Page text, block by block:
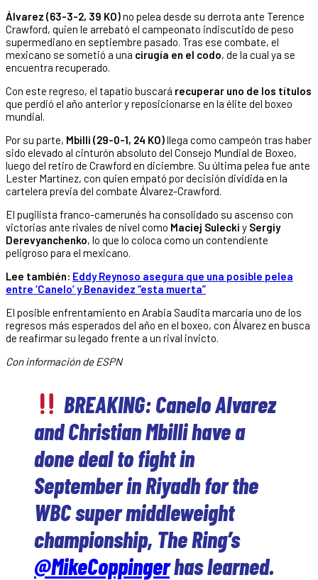
Álvarez (63-3-2, 39 KO)no pelea desde su derrota ante Terence
Crawford, quien le arrebató el campeonato indiscutido de peso
supermediano en septiembre pasado. Tras ese combate, el
mexicano se sometió a una cirugía en el codo, de la cual ya se
encuentra recuperado.
Con este regreso, el tapatío buscará recuperar uno de los títulos
que perdió el año anterior y reposicionarse en la élite del boxeo
mundial.
Por su parte, Mbilli (29-0-1, 24 KO)llega como campeón tras haber
sido elevado al cinturón absoluto del Consejo Mundial de Boxeo,
luego del retiro de Crawford en diciembre. Su última pelea fue ante
Lester Martínez, con quien empató por decisión dividida en la
cartelera previa del combate Álvarez-Crawford.
El pugilista franco-camerunés ha consolidado su ascenso con
victorias ante rivales de nivel como Maciej Sulecki y Sergiy
Derevyanchenko, lo que lo coloca como un contendiente
peligroso para el mexicano.
Lee también: Eddy Reynoso asegura que una posible pelea
entre ‘Canelo’ y Benavidez “esta muerta”
El posible enfrentamiento en Arabia Saudita marcaría uno de los
regresos más esperados del año en el boxeo, con Álvarez en busca
de reafirmar su legado frente a un rival invicto.
Con información de ESPN
BREAKING: Canelo Alvarez
and Christian Mbilli have a
done deal to fight in
September in Riyadh for the
WBC super middleweight
championship, The Ring’s
@MikeCoppingerhas learned.